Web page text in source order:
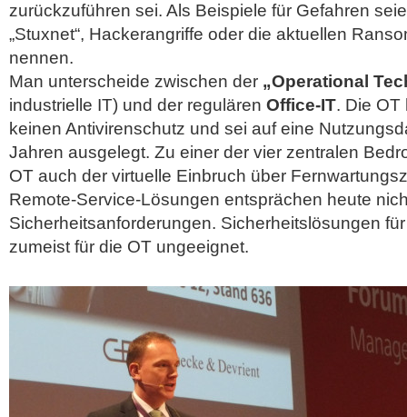
zurückzuführen sei. Als Beispiele für Gefahren
„Stuxnet“, Hackerangriffe oder die aktuellen
nennen.
Man unterscheide zwischen der „Operational
industrielle IT) und der regulären Office-IT. Die OT
keinen Antivirenschutz und sei auf eine
Jahren ausgelegt. Zu einer der vier zentralen
OT auch der virtuelle Einbruch über
Remote-Service-Lösungen entsprächen heute
Sicherheitsanforderungen. Sicherheitslösungen
zumeist für die OT ungeeignet.